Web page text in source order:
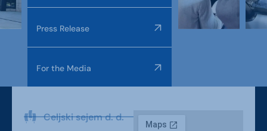
Press Release
For the Media
Celjski sejem d. d.